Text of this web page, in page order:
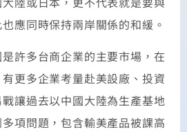
應同時保持兩岸關係的和緩。
多台商企業的主要市場，在
更多企業考量赴美設廠、投資
讓過去以中國大陸為生產基地
項問題，包含輸美產品被課高